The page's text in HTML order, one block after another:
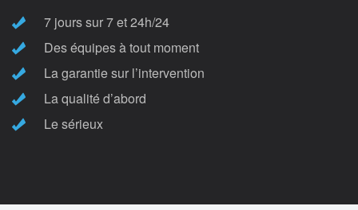
7 jours sur 7 et 24h/24
Des équipes à tout moment
La garantie sur l’intervention
La qualité d’abord
Le sérieux